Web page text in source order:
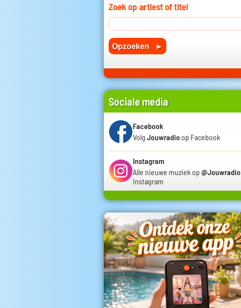
Zoek op artiest of titel
Sociale media
Facebook
Volg Jouwradio op Facebook
Instagram
Alle nieuwe muziek op @Jouwradio
Instagram